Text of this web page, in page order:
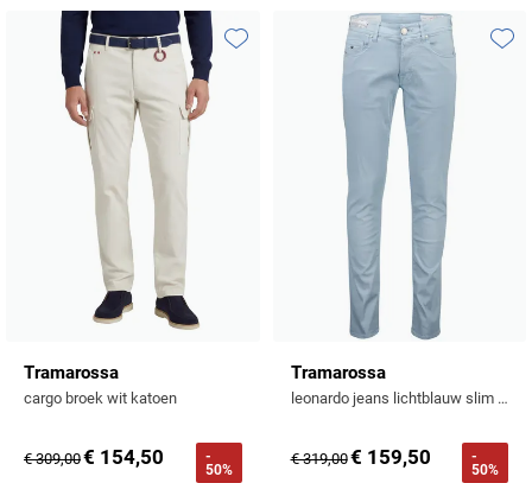
Profuomo
R2
Seidensticker
State of Art
Tommy Hilfiger
Vanguard
Replay
Reset
Roy Robson
Schiesser
Seidensticker
Slater
State of Art
Tenson
Tramarossa
cargo broek wit katoen
€ 309,00€ 154,50
-
50%
Toevoegen aan favorieten
Tramarossa
leonardo jeans lichtblauw slim fit
€ 319,00€ 159,50
-
50%